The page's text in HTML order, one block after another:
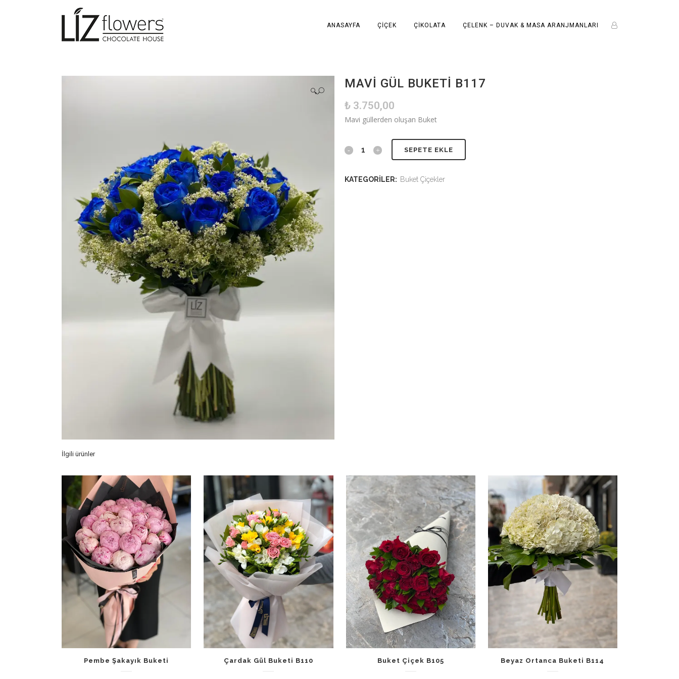
ANASAYFA ÇIÇEK ÇIKOLATA ÇELENK – DUVAK & MASA ARANJMANLARI
🔍
MAVI GÜL BUKETI B117
₺ 3.750,00
Mavi güllerden oluşan Buket
SEPETE EKLE
KATEGORILER: Buket Çiçekler
İlgili ürünler
Pembe Şakayık Buketi Çardak Gül Buketi B110 Buket Çiçek B105 Beyaz Ortanca Buketi B114